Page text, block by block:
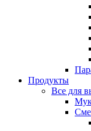
Продукты
Все для